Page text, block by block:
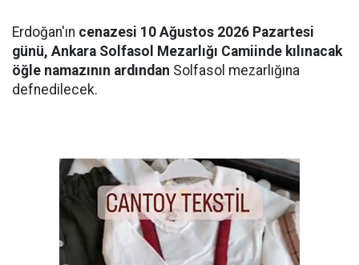
Erdoğan'ın cenazesi 10 Ağustos 2026 Pazartesi
günü, Ankara Solfasol Mezarlığı Camiinde kılınacak
öğle namazının ardından Solfasol mezarlığına
defnedilecek.